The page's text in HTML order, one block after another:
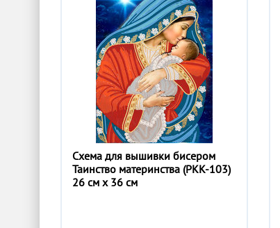
Схема для вышивки бисером
Таинство материнства (РКК-103)
26 см x 36 см